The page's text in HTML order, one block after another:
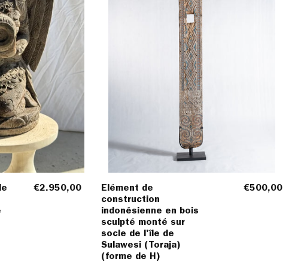
€2.950,00
monté
sur
socle
de
l'île
de
Sulawesi
(Toraja)
(forme
de
H)
Elément de
construction
indonésienne en bois
sculpté monté sur
socle de l'île de
Sulawesi (Toraja)
(forme de H)
€500,00